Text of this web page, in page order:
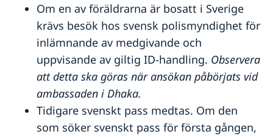
Aktuella händelser
Allmänna säkerhetsläget
Terrorism
Naturförhållanden och katastrofer
In- och utresebestämmelser
Hälso- och sjukvård
Lagar och sedvänjor
Kriminalitet och personlig säkerhet
Trafiksäkerhet
Inför resan
Om en av föräldrarna är bosatt i Sverige
krävs besök hos svensk polismyndighet för
inlämnande av medgivande och
uppvisande av giltig ID-handling. Observera
att detta ska göras när ansökan påbörjats vid
ambassaden i Dhaka.
Tidigare svenskt pass medtas. Om den
som söker svenskt pass för första gången,